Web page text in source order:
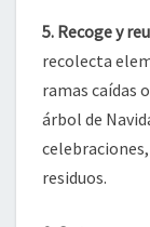
5. Recoge y
recolecta
ramas caídas
árbol de
residuos.